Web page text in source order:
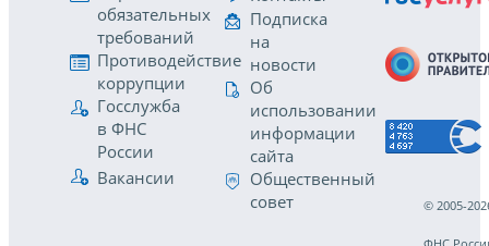
обязательных
требований
Противодействие
коррупции
Госслужба
в ФНС
России
Вакансии
Подписка
на
новости
Об
использовании
информации
сайта
Общественный
совет
© 2005-